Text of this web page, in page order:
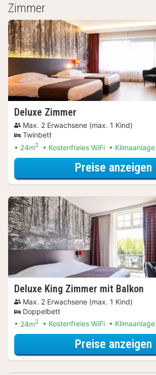
Zimmer
Deluxe Zimmer
Max. 2 Erwachsene (max. 1 Kind)
Twinbett
24m2 Kostenfreies WiFi Klimaanlage
Preise anzeigen
Deluxe King Zimmer mit Balkon
Max. 2 Erwachsene (max. 1 Kind)
Doppelbett
24m2 Kostenfreies WiFi Klimaanlage
Preise anzeigen